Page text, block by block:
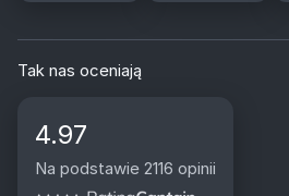
Tak nas oceniają
4.97
Na podstawie 2116 opinii